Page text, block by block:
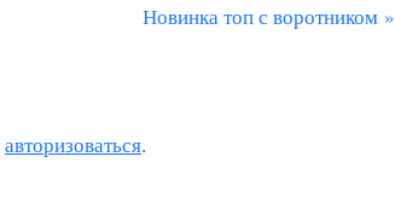
С
у
Новинка топ с воротником
авторизоваться.